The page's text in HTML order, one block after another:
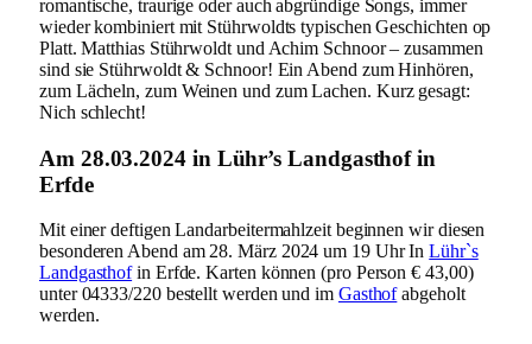
romantische, traurige oder auch abgründige Songs, immer
wieder kombiniert mit Stührwoldts typischen Geschichten op
Platt. Matthias Stührwoldt und Achim Schnoor – zusammen
sind sie Stührwoldt & Schnoor! Ein Abend zum Hinhören,
zum Lächeln, zum Weinen und zum Lachen. Kurz gesagt:
Nich schlecht!
Am 28.03.2024 in Lühr’s Landgasthof in
Erfde
Mit einer deftigen Landarbeitermahlzeit beginnen wir diesen
besonderen Abend am 28. März 2024 um 19 Uhr InLühr`s
Landgasthofin Erfde. Karten können (pro Person € 43,00)
unter 04333/220 bestellt werden und im Gasthofabgeholt
werden.